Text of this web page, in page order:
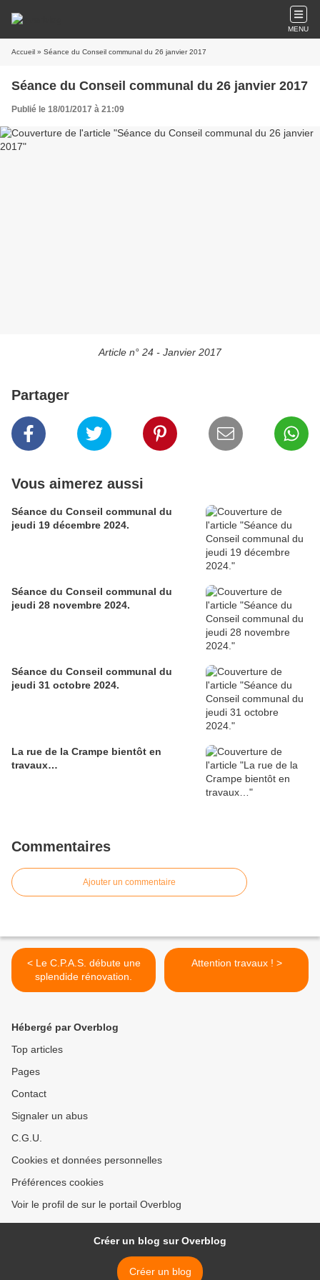
MENU
Accueil » Séance du Conseil communal du 26 janvier 2017
Séance du Conseil communal du 26 janvier 2017
Publié le 18/01/2017 à 21:09
Article n° 24 - Janvier 2017
Partager
Vous aimerez aussi
Séance du Conseil communal du
jeudi 19 décembre 2024.
Séance du Conseil communal du
jeudi 28 novembre 2024.
Séance du Conseil communal du
jeudi 31 octobre 2024.
La rue de la Crampe bientôt en
travaux…
Commentaires
Ajouter un commentaire
< Le C.P.A.S. débute une
splendide rénovation.
Attention travaux ! >
Hébergé par Overblog
Top articles
Pages
Contact
Signaler un abus
C.G.U.
Cookies et données personnelles
Préférences cookies
Voir le profil de sur le portail Overblog
Créer un blog sur Overblog
Créer un blog